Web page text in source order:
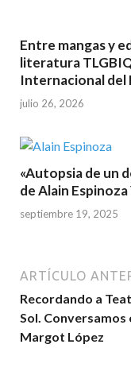
Entre mangas y
literatura
Internacional del
julio 26, 2026
«Autopsia de un
de Alain
septiembre 19, 2025
ARTÍCULO
Recordando a
Sol. Conversamos
Margot López